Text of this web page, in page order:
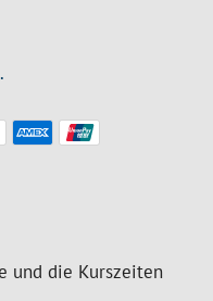
und die Kurszeiten